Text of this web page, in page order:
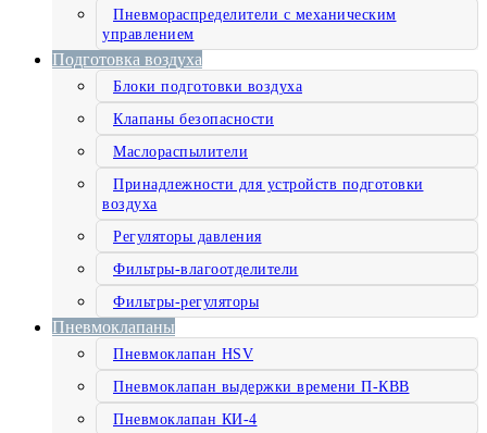
Пневмораспределители с механическим
управлением
Подготовка воздуха
Блоки подготовки воздуха
Клапаны безопасности
Маслораспылители
Принадлежности для устройств подготовки
воздуха
Регуляторы давления
Фильтры-влагоотделители
Фильтры-регуляторы
Пневмоклапаны
Пневмоклапан HSV
Пневмоклапан выдержки времени П-КВВ
Пневмоклапан КИ-4